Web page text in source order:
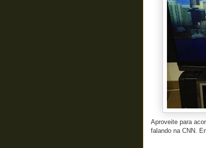
Aproveite para
falando na CNN.